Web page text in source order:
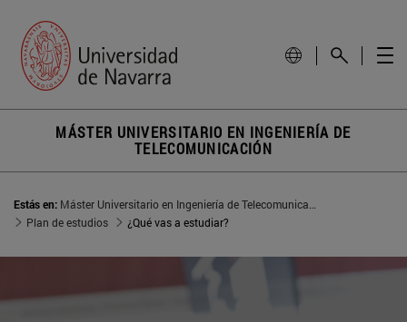
MÁSTER UNIVERSITARIO EN INGENIERÍA DE
TELECOMUNICACIÓN
Estás en:
Plan de estudios
¿Qué vas a estudiar?